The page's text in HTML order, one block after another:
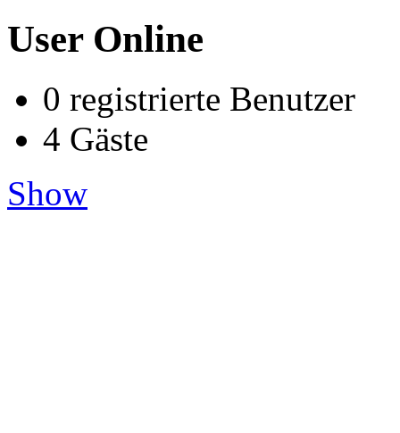
User Online
0 registrierte Benutzer
4 Gäste
Show